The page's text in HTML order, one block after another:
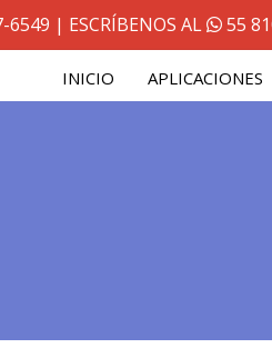
6549 | ESCRÍBENOS AL 55
INICIO APLICACIONES